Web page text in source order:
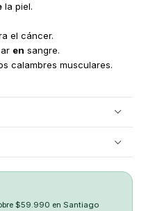
la piel.
el cáncer.
en sangre.
calambres musculares.
$59.990 en Santiago